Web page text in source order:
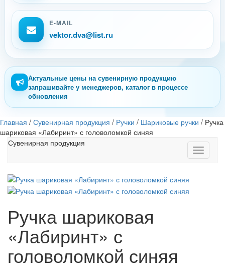
E-MAIL
vektor.dva@list.ru
Актуальные цены на сувенирную продукцию
запрашивайте у менеджеров, каталог в процессе
обновления
Главная / Сувенирная продукция / Ручки / Шариковые ручки / Ручка
шариковая «Лабиринт» с головоломкой синяя
Toggle
Сувенирная продукция
Ручка шариковая
«Лабиринт» с
головоломкой синяя